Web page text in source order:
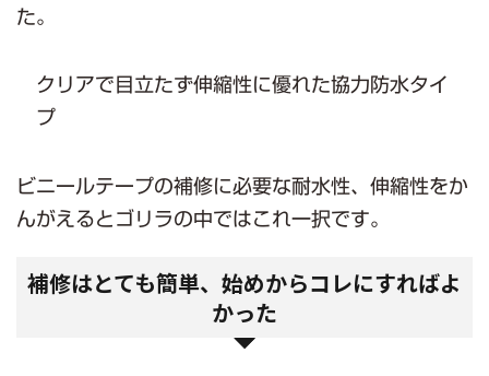
た。
クリアで目立たず伸縮性に優れた協力防水タイ
プ
ビニールテープの補修に必要な耐水性、伸縮性をか
んがえるとゴリラの中ではこれ一択です。
補修はとても簡単、始めからコレにすればよ
かった